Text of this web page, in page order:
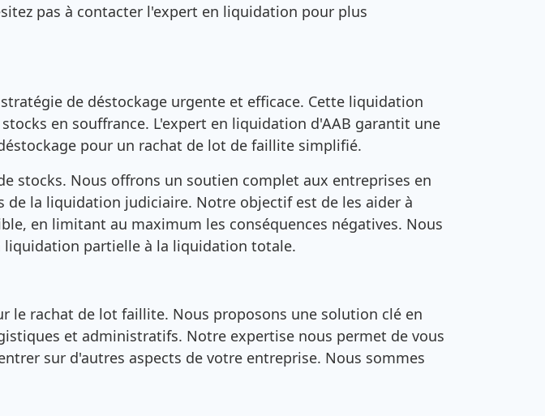
pas à contacter l'expert en liquidation pour plus
de déstockage urgente et efficace. Cette liquidation
en souffrance. L'expert en liquidation d'AAB garantit une
pour un rachat de lot de faillite simplifié.
stocks. Nous offrons un soutien complet aux entreprises en
la liquidation judiciaire. Notre objectif est de les aider à
en limitant au maximum les conséquences négatives. Nous
liquidation partielle à la liquidation totale.
le rachat de lot faillite. Nous proposons une solution clé en
et administratifs. Notre expertise nous permet de vous
sur d'autres aspects de votre entreprise. Nous sommes